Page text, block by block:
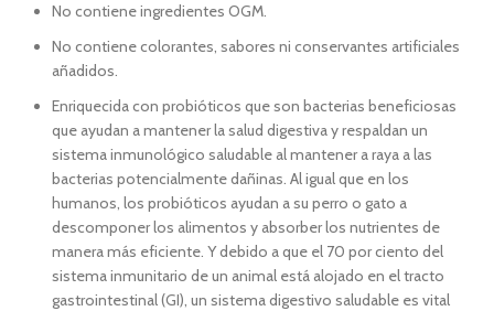
No contiene ingredientes OGM.
No contiene colorantes, sabores ni conservantes artificiales
añadidos.
Enriquecida con probióticos que son bacterias beneficiosas
que ayudan a mantener la salud digestiva y respaldan un
sistema inmunológico saludable al mantener a raya a las
bacterias potencialmente dañinas. Al igual que en los
humanos, los probióticos ayudan a su perro o gato a
descomponer los alimentos y absorber los nutrientes de
manera más eficiente. Y debido a que el 70 por ciento del
sistema inmunitario de un animal está alojado en el tracto
gastrointestinal (GI), un sistema digestivo saludable es vital